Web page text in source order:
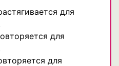
для
для
для